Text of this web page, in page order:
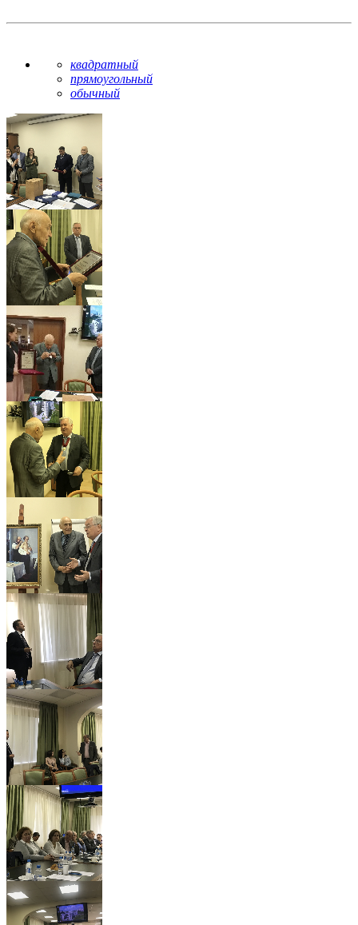
квадратный
прямоугольный
обычный